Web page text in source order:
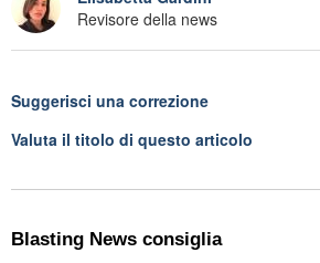
Revisore della news
Suggerisci una correzione
Valuta il titolo di questo articolo
Blasting News consiglia